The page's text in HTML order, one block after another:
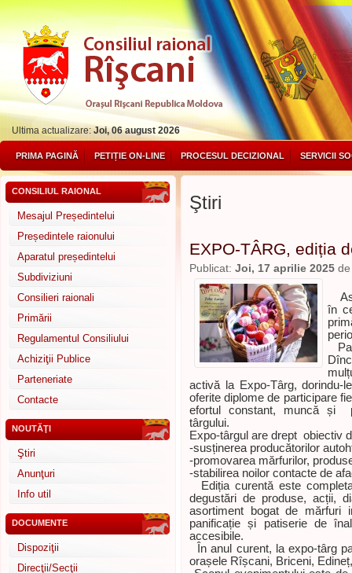
Ultima actualizare:Joi, 06 august 2026
PRIMA PAGINĂ PETIȚIE ON-LINE PROCESUL DECIZIONAL SERVICII
CONSILIUL RAIONAL
Mesajul Președintelui
Președintele raionului
Aparatul președintelui
Subdiviziuni
Consilieri raionali
Primării
Regulamentul Consiliului
Achiziţii Publice
Parteneriate
Contacte
NOUTĂŢI
Ştiri
Anunţuri
Info util
DOCUMENTE
Dispoziţii
Direcţii/Secţii
Ştiri
EXPO-TÂRG, ediția
Publicat: Joi, 17 aprilie 2025
în
activă la Expo-Târg, dorindu-
oferite diplome de participare
efortul constant, muncă și
târgului.
Expo-târgul are drept obiectiv
-susținerea producătorilor
-promovarea mărfurilor,
-stabilirea noilor contacte de
Ediția curentă este
degustări de produse, acții,
asortiment bogat de mărfuri
panificație și patiserie de
accesibile.
În anul curent, la expo-târg
orașele Rîșcani, Briceni,